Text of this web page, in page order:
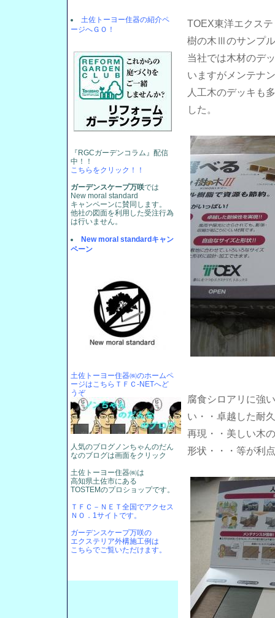
TOEX東洋エクス
樹の木Ⅲのサンプ
当社では木材のデ
いますがメンテナ
人工木のデッキも
した。
腐食シロアリに強
い・・卓越した耐
再現・・美しい木
形状・・・等が利
土佐トーヨー住器の紹介ペ
ージへＧＯ！
『RGCガーデンコラム』配信
中！！
こちらをクリック！！
ガーデンスケープ万咲では
New moral standard
キャンペーンに賛同します。
他社の図面を利用した受注行為
は行いません。
New moral standardキャン
ペーン
土佐トーヨー住器㈱のホームペ
ージはこちらＴＦＣ-NETへど
うぞ
人気のブログノンちゃんのだん
なのブログは画面をクリック
土佐トーヨー住器㈱は
高知県土佐市にある
TOSTEMのプロショップです。
ＴＦＣ－ＮＥＴ全国でアクセス
ＮＯ．1サイトです。
ガーデンスケープ万咲の
エクステリア外構施工例は
こちらでご覧いただけます。